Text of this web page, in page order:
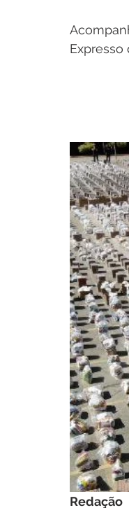
Expresso
Redação